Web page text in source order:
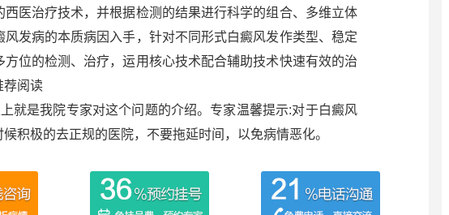
医治疗技术，并根据检测的结果进行科学的组合、多维立体
发病的本质病因入手，针对不同形式白癜风发作类型、稳定
位的检测、治疗，运用核心技术配合辅助技术快速有效的治
荐阅读
就是我院专家对这个问题的介绍。专家温馨提示:对于白癜风
积极的去正规的医院，不要拖延时间，以免病情恶化。